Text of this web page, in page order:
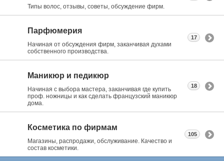
Типы волос, отзывы, советы, обсуждение фирм.
Парфюмерия
Начиная от обсуждения фирм, заканчивая духами
собственного производства.
17
Маникюр и педикюр
Начиная с выбора мастера, заканчивая где купить
проф. ножницы и как сделать французский маникюр
дома.
18
Косметика по фирмам
Магазины, распродажи, обслуживание. Качество и
состав косметики.
105